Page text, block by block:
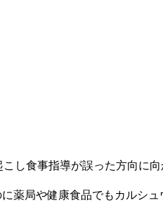
し食事指導が誤った方向に向
薬局や健康食品でもカルシュ